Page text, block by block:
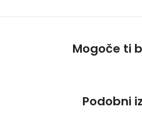
Mogoče ti
Podobni